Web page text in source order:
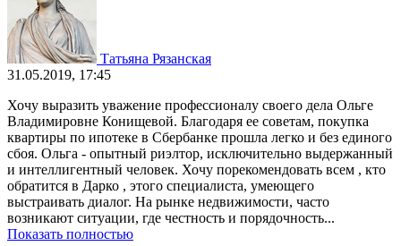
Татьяна Рязанская
31.05.2019, 17:45
Хочу выразить уважение профессионалу своего дела Ольге
Владимировне Конищевой. Благодаря ее советам, покупка
квартиры по ипотеке в Сбербанке прошла легко и без единого
сбоя. Ольга - опытный риэлтор, исключительно выдержанный
и интеллигентный человек. Хочу порекомендовать всем , кто
обратится в Дарко , этого специалиста, умеющего
выстраивать диалог. На рынке недвижимости, часто
возникают ситуации, где честность и порядочность...
Показать полностью